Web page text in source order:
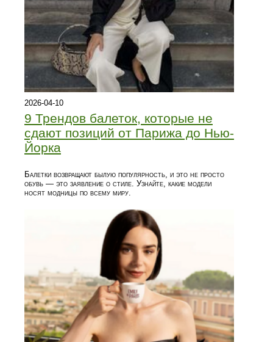
2026-04-10
9 Трендов балеток, которые не
сдают позиций от Парижа до Нью-
Йорка
Балетки возвращают былую популярность, и это не просто
обувь — это заявление о стиле. Узнайте, какие модели
носят модницы по всему миру.